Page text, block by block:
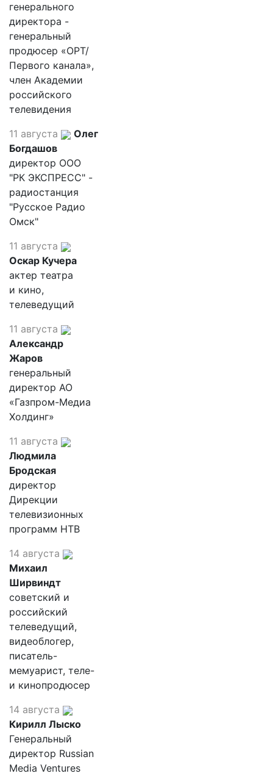
генерального
директора -
генеральный
продюсер «ОРТ/
Первого канала»,
член Академии
российского
телевидения
11 августа
Олег
Богдашов
директор ООО
"РК ЭКСПРЕСС" -
радиостанция
"Русское Радио
Омск"
11 августа
Оскар Кучера
актер театра
и кино,
телеведущий
11 августа
Александр
Жаров
генеральный
директор АО
«Газпром-Медиа
Холдинг»
11 августа
Людмила
Бродская
директор
Дирекции
телевизионных
программ НТВ
14 августа
Михаил
Ширвиндт
советский и
российский
телеведущий,
видеоблогер,
писатель-
мемуарист, теле-
и кинопродюсер
14 августа
Кирилл Лыско
Генеральный
директор Russian
Media Ventures